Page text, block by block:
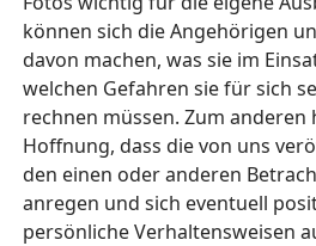
können sich die Angehörigen
davon machen, was sie im
welchen Gefahren sie für sich
rechnen müssen. Zum anderen
Hoffnung, dass die von uns
den einen oder anderen
anregen und sich eventuell
persönliche Verhaltensweisen